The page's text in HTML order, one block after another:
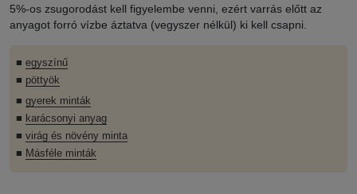
5%-os zsugorodást kell figyelembe venni, ezért varrás előtt az
anyagot forró vízbe áztatva (vegyszer nélkül) ki kell csapni.
■ egyszínű
■ pöttyök
■ gyerek minták
■ karácsonyi anyag
■ virág és növény minta
■ Másféle minták